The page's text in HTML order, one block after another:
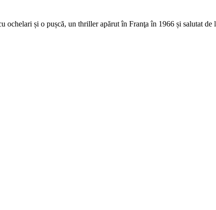
și o pușcă, un thriller apărut în Franţa în 1966 și salutat